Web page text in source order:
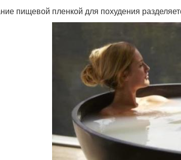
пищевой пленкой для похудения